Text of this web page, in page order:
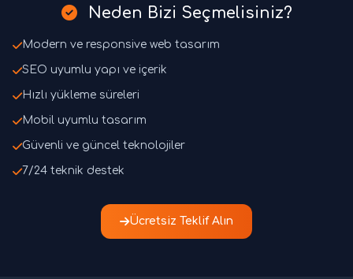
Neden Bizi Seçmelisiniz?
Modern ve responsive web tasarım
SEO uyumlu yapı ve içerik
Hızlı yükleme süreleri
Mobil uyumlu tasarım
Güvenli ve güncel teknolojiler
7/24 teknik destek
Ücretsiz Teklif Alın